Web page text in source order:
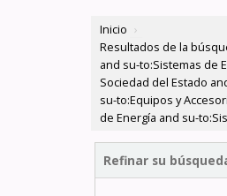
Inicio ›
Resultados de la
and su-to:Sistemas de
Sociedad del Estado
su-to:Equipos y
de Energía and su-
Refinar su